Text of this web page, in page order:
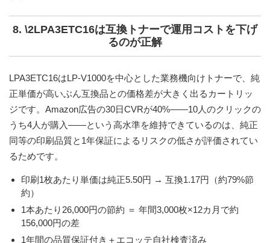
8. \2LPA3ETC16は互換トナーで運用コストを下げ
るのが正解
LPA3ETC16はLP-V1000を中心とした業務機向けトナーで、純
正単価が高いぶん互換品との価格差が大きく出るカートリッ
ジです。Amazon広告の30日CVRが40%——10人のクリックの
うち4人が購入——という高水準を維持できているのは、純正
同等の印刷品質と1年保証によるリスクの低さが評価されてい
るためです。
印刷1枚あたり単価は純正5.50円 → 互換1.17円 （約79%節
約）
1本あたり26,000円の節約 ＝ 年間3,000枚×12カ月で約
156,000円の差
1年間の品質保証付き＋エコッテ自社検査済み